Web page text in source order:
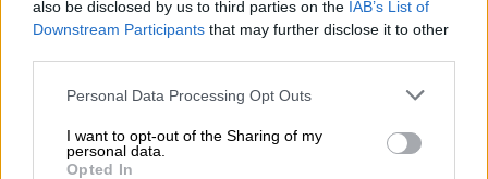
also be disclosed by us to third parties on the IAB’s List of
Downstream Participants that may further disclose it to other
Please note that this website/app uses one or more Google
not limited to your visit or usage behaviour. You may click to
grant or deny consent to Google and its third-party tags to
Personal Data Processing Opt Outs
I want to opt-out of the Sharing of my
personal data.
Opted In
Νέα ανταλλαγή ομήρων μεταξύ
Χαμάς και Ισράηλ: Ποιοι είναι οι τρεις
Ισραηλινοί που απελευθερώθηκαν
Λίγο μετά τις 10:00 το πρωί του Σαββάτου
(15/2) ξεκίνησε η απελευθέρωση των τριών